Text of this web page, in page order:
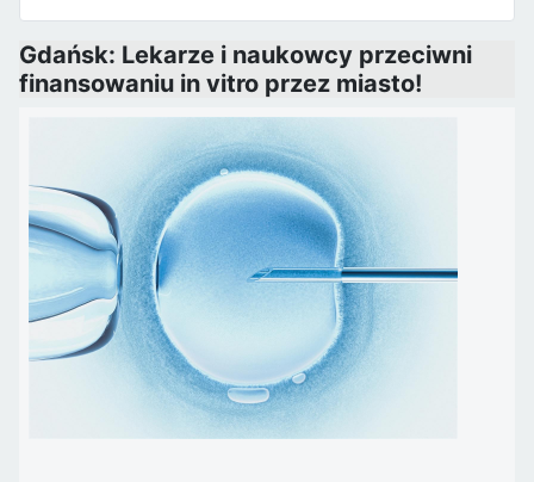
Gdańsk: Lekarze i naukowcy przeciwni
finansowaniu in vitro przez miasto!